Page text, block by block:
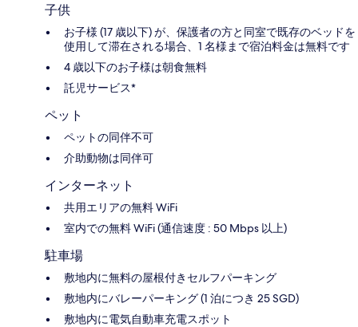
子供
お子様 (17 歳以下) が、保護者の方と同室で既存のベッドを
使用して滞在される場合、1 名様まで宿泊料金は無料です
4 歳以下のお子様は朝食無料
託児サービス*
ペット
ペットの同伴不可
介助動物は同伴可
インターネット
共用エリアの無料 WiFi
室内での無料 WiFi (通信速度 : 50 Mbps 以上)
駐車場
敷地内に無料の屋根付きセルフパーキング
敷地内にバレーパーキング (1 泊につき 25 SGD)
敷地内に電気自動車充電スポット